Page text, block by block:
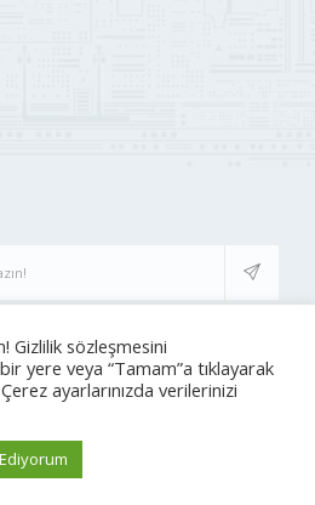
Gizlilik sözleşmesini
yere veya “Tamam”a tıklayarak
ayarlarınızda verilerinizi